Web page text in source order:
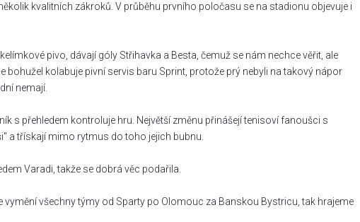
kvalitních zákroků. V průběhu prvního poločasu se na stadionu objevuje i
pivo, dávají góly Střihavka a Besta, čemuž se nám nechce věřit, ale
bohužel kolabuje pivní servis baru Sprint, protože prý nebyli na takový nápor
nemají.
s přehledem kontroluje hru. Největší změnu přinášejí tenisoví fanoušci s
a třískají mimo rytmus do toho jejich bubnu.
Varadi, takže se dobrá věc podařila.
vymění všechny týmy od Sparty po Olomouc za Banskou Bystricu, tak hrajeme